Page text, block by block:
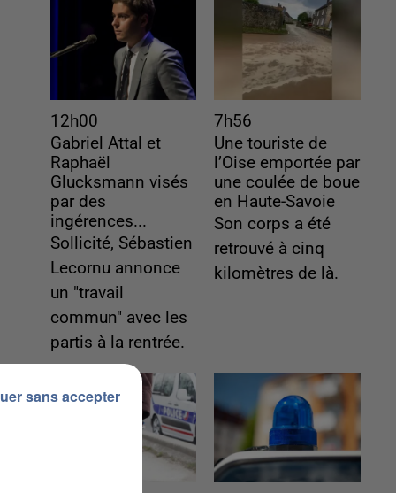
12h00
Gabriel Attal et
Raphaël
Glucksmann visés
par des
ingérences...
Sollicité, Sébastien
Lecornu annonce
un "travail
commun" avec les
partis à la rentrée.
7h56
Une touriste de
l’Oise emportée par
une coulée de boue
en Haute-Savoie
Son corps a été
retrouvé à cinq
kilomètres de là.
sans accepter